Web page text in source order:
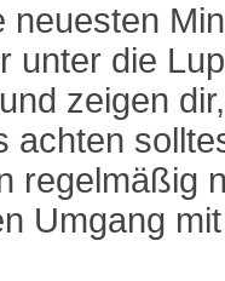
neuesten
unter die
zeigen
achten
regelmäßig
Umgang